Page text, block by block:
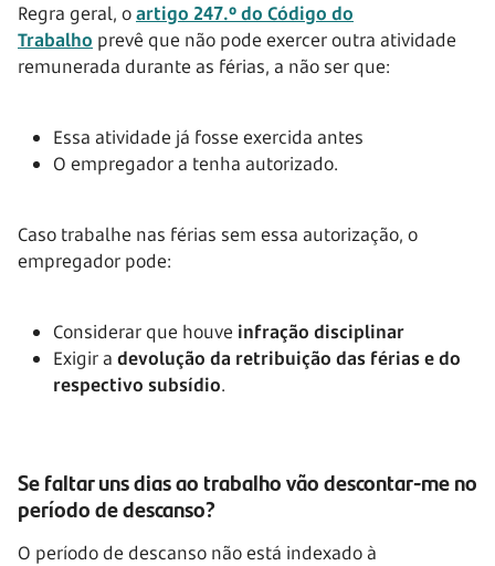
Regra geral, oartigo 247.º do Código do
Trabalho prevê que não pode exercer outra atividade
remunerada durante as férias, a não ser que:
Essa atividade já fosse exercida antes
O empregador a tenha autorizado.
Caso trabalhe nas férias sem essa autorização, o
empregador pode:
Considerar que houve infração disciplinar
Exigir a devolução da retribuição das férias e do
respectivo subsídio.
Se faltar uns dias ao trabalho vão descontar-me no
período de descanso?
O período de descanso não está indexado à